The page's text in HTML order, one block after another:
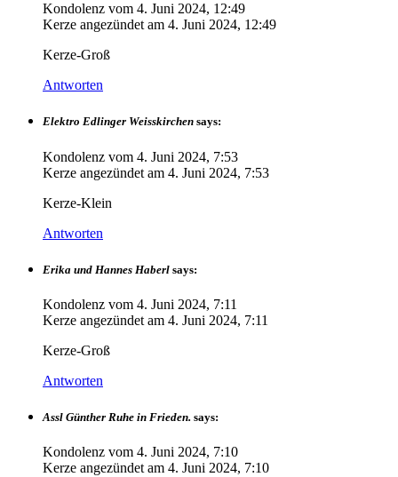
Kondolenz vom 4. Juni 2024, 12:49
Kerze angezündet am 4. Juni 2024, 12:49
Kerze-Groß
Antworten
Elektro Edlinger Weisskirchen says:
Kondolenz vom 4. Juni 2024, 7:53
Kerze angezündet am 4. Juni 2024, 7:53
Kerze-Klein
Antworten
Erika und Hannes Haberl says:
Kondolenz vom 4. Juni 2024, 7:11
Kerze angezündet am 4. Juni 2024, 7:11
Kerze-Groß
Antworten
Assl Günther Ruhe in Frieden. says:
Kondolenz vom 4. Juni 2024, 7:10
Kerze angezündet am 4. Juni 2024, 7:10